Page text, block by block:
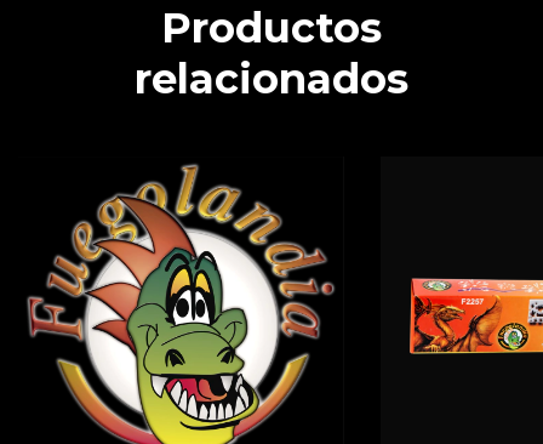
Productos
relacionados